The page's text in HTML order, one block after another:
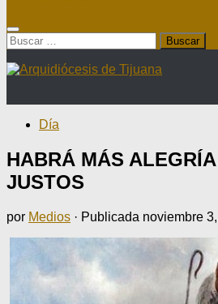
Buscar:
Día
HABRÁ MÁS
JUSTOS
por Medios · Publicada noviembre